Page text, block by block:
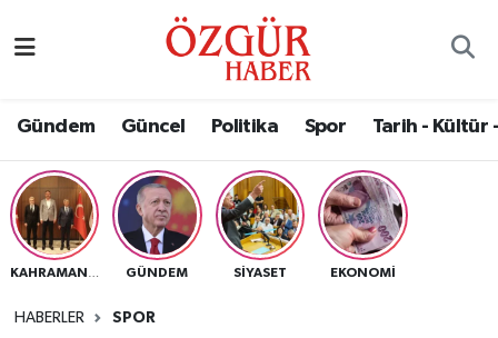
Gündem Güncel Politika Spor Tarih - Kültür
GÜNDEM SIYASET EKONOMI
HABERLER SPOR
Eğitim
Ekonomi
Güncel
Nöbetçi Eczaneler
Namaz Vakitleri
Trafik Durumu
Süper Lig Puan Durumu ve Fikstür